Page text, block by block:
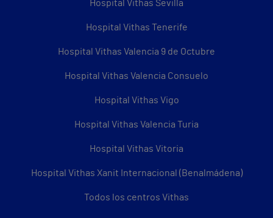
Hospital Vithas Sevilla
Hospital Vithas Tenerife
Hospital Vithas Valencia 9 de Octubre
Hospital Vithas Valencia Consuelo
Hospital Vithas Vigo
Hospital Vithas Valencia Turia
Hospital Vithas Vitoria
Hospital Vithas Xanit Internacional (Benalmádena)
Todos los centros Vithas